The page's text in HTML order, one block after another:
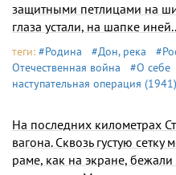
защитными петлицами на
глаза устали, на шапке
теги: #Родина #Дон, река
Отечественная война
#О себе
наступательная операция (1941)
На последних километрах
вагона. Сквозь густую
раме, как на экране, бежали